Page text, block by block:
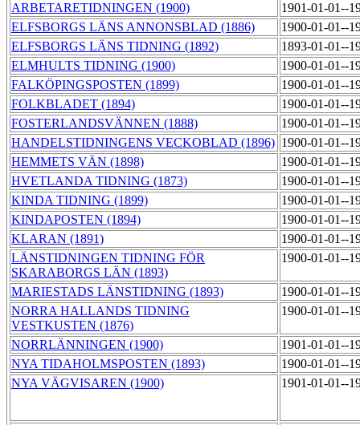
ARBETARETIDNINGEN (1900)
1901-01-01--
ELFSBORGS LÄNS ANNONSBLAD (1886)
1900-01-01--
ELFSBORGS LÄNS TIDNING (1892)
1893-01-01--
ELMHULTS TIDNING (1900)
1900-01-01--
FALKÖPINGSPOSTEN (1899)
1900-01-01--
FOLKBLADET (1894)
1900-01-01--
FOSTERLANDSVÄNNEN (1888)
1900-01-01--
HANDELSTIDNINGENS VECKOBLAD (1896) 1900-01-01--
HEMMETS VÄN (1898)
1900-01-01--
HVETLANDA TIDNING (1873)
1900-01-01--
KINDA TIDNING (1899)
1900-01-01--
KINDAPOSTEN (1894)
1900-01-01--
KLARAN (1891)
1900-01-01--
LÄNSTIDNINGEN TIDNING FÖR
SKARABORGS LÄN (1893)
1900-01-01--
MARIESTADS LÄNSTIDNING (1893)
1900-01-01--
NORRA HALLANDS TIDNING
VESTKUSTEN (1876)
1900-01-01--
NORRLÄNNINGEN (1900)
1901-01-01--
NYA TIDAHOLMSPOSTEN (1893)
1900-01-01--
NYA VÄGVISAREN (1900)
1901-01-01--